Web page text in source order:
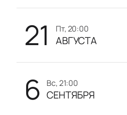
21 пт, 20:00
АВГУСТА
6 вс, 21:00
СЕНТЯБРЯ